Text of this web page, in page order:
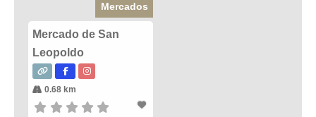
Mercados
Mercado de San
Leopoldo
0.68 km